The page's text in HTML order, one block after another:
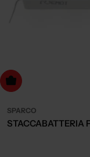
to cart
SPARCO
STACCABATTERIA